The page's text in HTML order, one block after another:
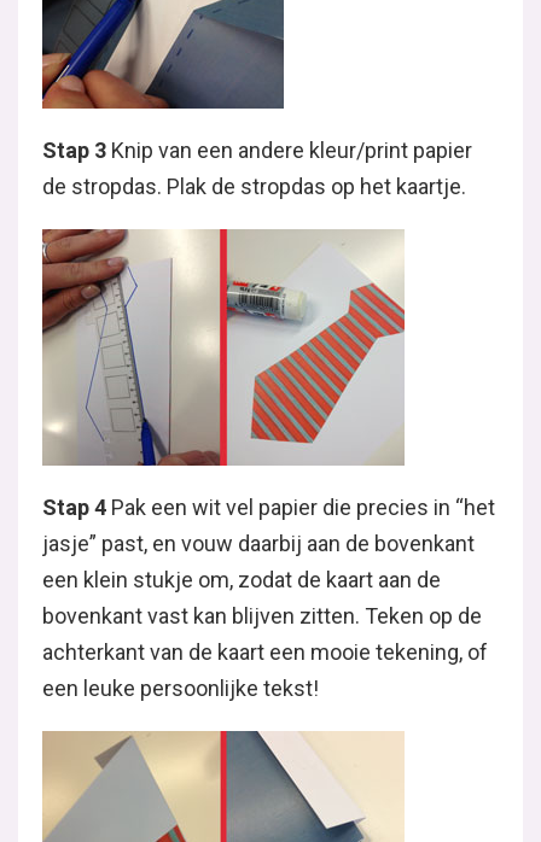
Stap 3 Knip van een andere kleur/print papier
de stropdas. Plak de stropdas op het kaartje.
Stap 4 Pak een wit vel papier die precies in “het
jasje” past, en vouw daarbij aan de bovenkant
een klein stukje om, zodat de kaart aan de
bovenkant vast kan blijven zitten. Teken op de
achterkant van de kaart een mooie tekening, of
een leuke persoonlijke tekst!